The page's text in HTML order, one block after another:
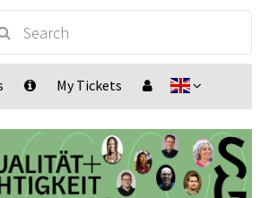
My Tickets